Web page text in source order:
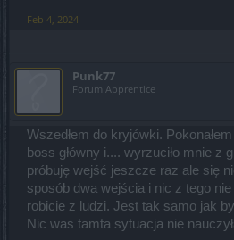
Feb 4, 2024
Punk77
Forum Apprentice
Wszedłem do kryjówki.
boss główny i.... wyrzuciło mnie z
próbuję wejść jeszcze raz ale się
sposób dwa wejścia i nic z tego
robicie z ludzi. Jest tak samo jak
Nic was tamta sytuacja nie